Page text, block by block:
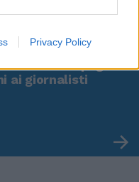
Privacy Policy
dall'ex compagna
ai giornalisti